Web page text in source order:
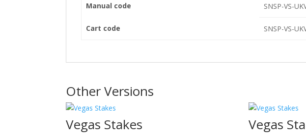
Manual code SNSP-VS-
Cart code SNSP-VS-
Other Versions
Vegas Stakes
Vegas